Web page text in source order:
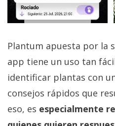
Plantum apuesta por la
app tiene un uso tan
identificar plantas con
consejos rápidos que
eso, es especialmente